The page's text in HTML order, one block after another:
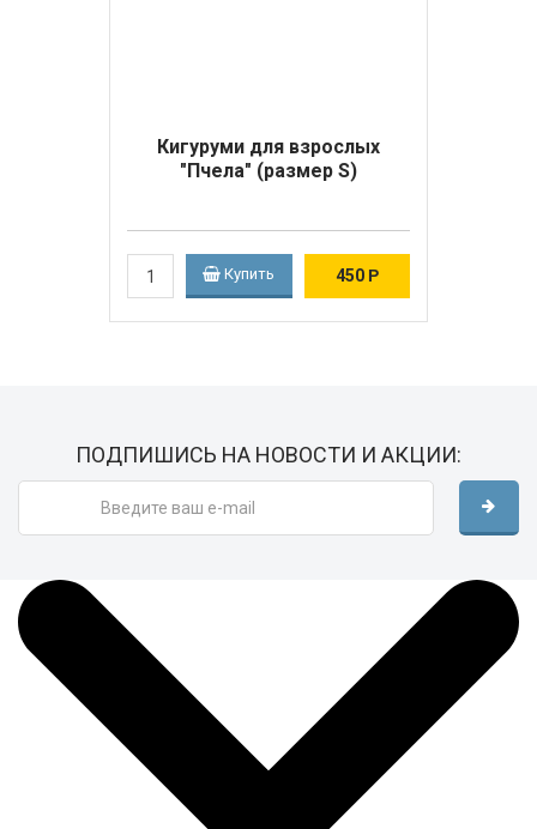
Кигуруми для взрослых
"Пчела" (размер S)
Купить 450 Р
ПОДПИШИСЬ НА НОВОСТИ И АКЦИИ: